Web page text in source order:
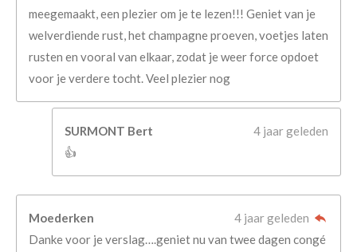
meegemaakt, een plezier om je te lezen!!! Geniet van je
welverdiende rust, het champagne proeven, voetjes laten
rusten en vooral van elkaar, zodat je weer force opdoet
voor je verdere tocht. Veel plezier nog
SURMONT Bert
4 jaar geleden
👍
Moederken
4 jaar geleden
Danke voor je verslag….geniet nu van twee dagen congé